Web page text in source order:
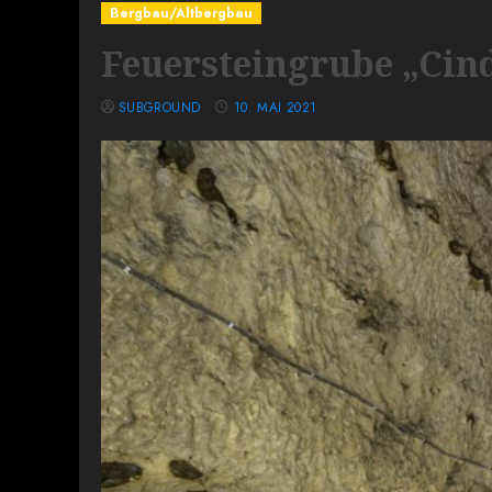
Bergbau/Altbergbau
Feuersteingrube
SUBGROUND 10. MAI 2021